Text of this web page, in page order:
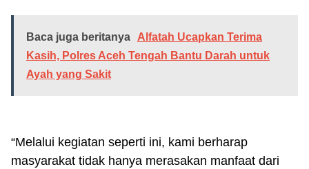
Baca juga beritanya
Alfatah Ucapkan Terima
Kasih, Polres Aceh Tengah Bantu Darah untuk
Ayah yang Sakit
“Melalui kegiatan seperti ini, kami berharap
masyarakat tidak hanya merasakan manfaat dari